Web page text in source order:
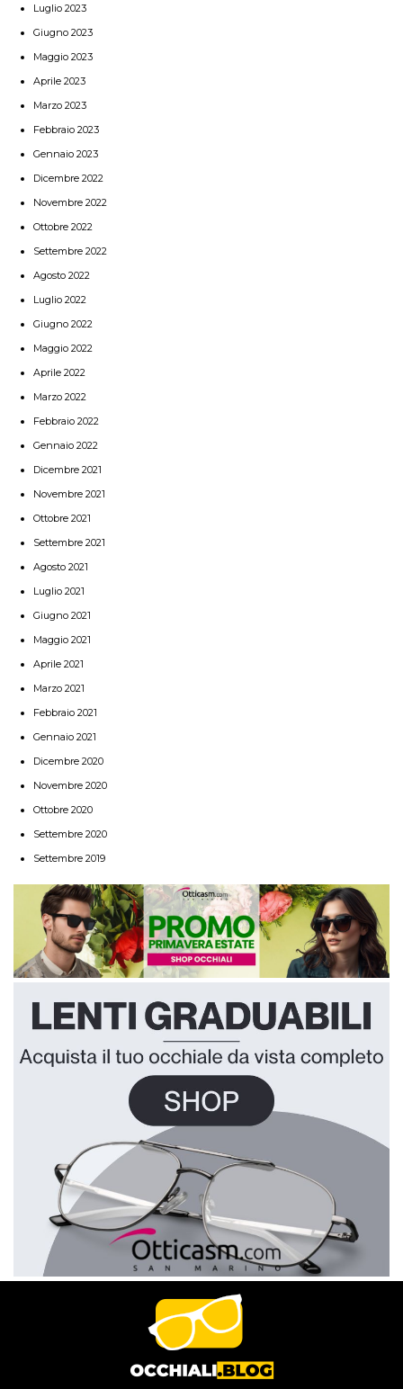
Luglio 2023
Giugno 2023
Maggio 2023
Aprile 2023
Marzo 2023
Febbraio 2023
Gennaio 2023
Dicembre 2022
Novembre 2022
Ottobre 2022
Settembre 2022
Agosto 2022
Luglio 2022
Giugno 2022
Maggio 2022
Aprile 2022
Marzo 2022
Febbraio 2022
Gennaio 2022
Dicembre 2021
Novembre 2021
Ottobre 2021
Settembre 2021
Agosto 2021
Luglio 2021
Giugno 2021
Maggio 2021
Aprile 2021
Marzo 2021
Febbraio 2021
Gennaio 2021
Dicembre 2020
Novembre 2020
Ottobre 2020
Settembre 2020
Settembre 2019